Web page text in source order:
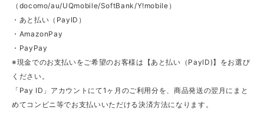
（docomo/au/UQmobile/SoftBank/Y!mobile）
・あと払い（PayID）
・AmazonPay
・PayPay
※現金でのお支払いをご希望のお客様は【あと払い（PayID)】をお選び
ください。
「Pay ID」アカウントにて1ヶ月のご利用分を、商品発送の翌月にまと
めてコンビニ等でお支払いいただける決済方法になります。